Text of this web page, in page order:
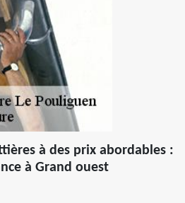
à des prix abordables :
à Grand ouest